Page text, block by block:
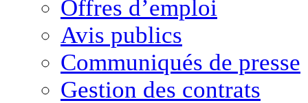
Offres d’emploi
Avis publics
Communiqués de presse
Gestion des contrats